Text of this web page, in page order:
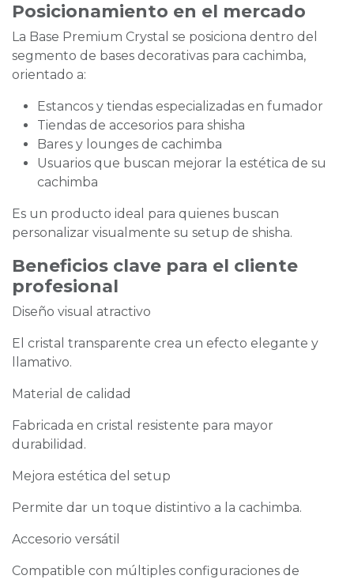
Posicionamiento en el mercado
La Base Premium Crystal se posiciona dentro del
segmento de bases decorativas para cachimba,
orientado a:
Estancos y tiendas especializadas en fumador
Tiendas de accesorios para shisha
Bares y lounges de cachimba
Usuarios que buscan mejorar la estética de su
cachimba
Es un producto ideal para quienes buscan
personalizar visualmente su setup de shisha.
Beneficios clave para el cliente
profesional
Diseño visual atractivo
El cristal transparente crea un efecto elegante y
llamativo.
Material de calidad
Fabricada en cristal resistente para mayor
durabilidad.
Mejora estética del setup
Permite dar un toque distintivo a la cachimba.
Accesorio versátil
Compatible con múltiples configuraciones de